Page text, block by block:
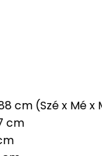
cm (Szé x Mé x
cm